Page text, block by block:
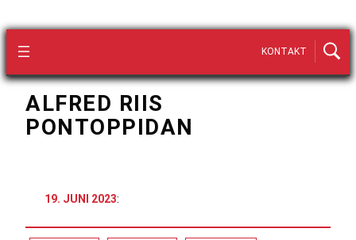
KONTAKT
ALFRED RIIS
PONTOPPIDAN
19. JUNI 2023: